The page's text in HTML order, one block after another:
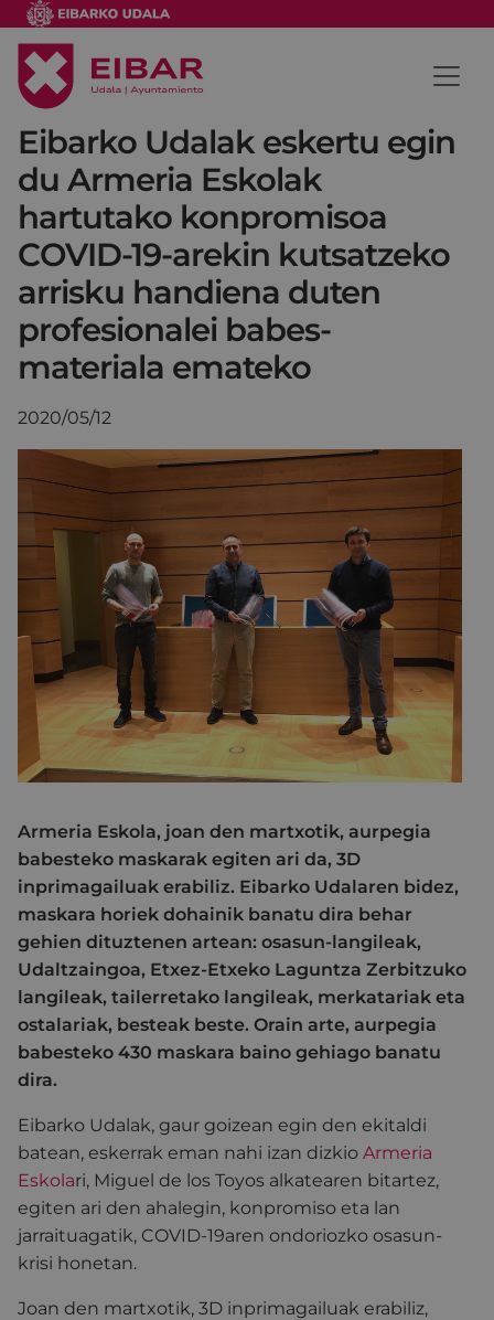
Eibarko Udalak eskertu egin
du Armeria Eskolak
hartutako konpromisoa
COVID-19-arekin kutsatzeko
arrisku handiena duten
profesionalei babes-
materiala emateko
2020/05/12
Armeria Eskola, joan den martxotik, aurpegia
babesteko maskarak egiten ari da, 3D
inprimagailuak erabiliz. Eibarko Udalaren bidez,
maskara horiek dohainik banatu dira behar
gehien dituztenen artean: osasun-langileak,
Udaltzaingoa, Etxez-Etxeko Laguntza Zerbitzuko
langileak, tailerretako langileak, merkatariak eta
ostalariak, besteak beste. Orain arte, aurpegia
babesteko 430 maskara baino gehiago banatu
dira.
Eibarko Udalak, gaur goizean egin den ekitaldi
batean, eskerrak eman nahi izan dizkio Armeria
Eskolari, Miguel de los Toyos alkatearen bitartez,
egiten ari den ahalegin, konpromiso eta lan
jarraituagatik, COVID-19aren ondoriozko osasun-
krisi honetan.
Joan den martxotik, 3D inprimagailuak erabiliz,